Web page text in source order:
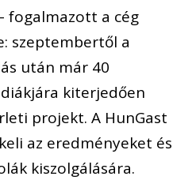
fogalmazott a cég
szeptembertől a
után már 40
kiterjedően
projekt. A HunGast
az eredményeket és
kiszolgálására.